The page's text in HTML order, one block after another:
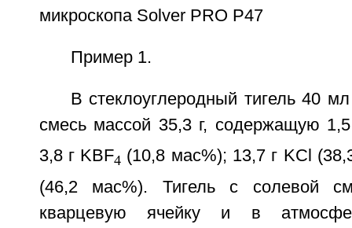
микроскопа Solver PRO Р47
Пример 1.
В стеклоуглеродный тигель 40
смесь массой 35,3 г, содержащую
3,8 г KBF4 (10,8 мас%); 13,7 г KCl
(46,2 мас%). Тигель с солевой
кварцевую ячейку и в